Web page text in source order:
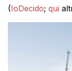
(IoDecido; qui